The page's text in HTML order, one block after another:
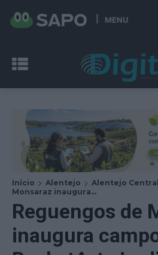
MENU
Início Alentejo Alentejo Central
Monsaraz inaugura...
Reguengos de
inaugura